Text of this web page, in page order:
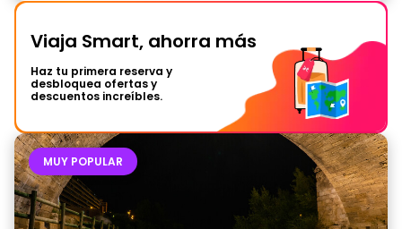
Viaja Smart, ahorra más
Haz tu primera reserva y
desbloquea ofertas y
descuentos increíbles.
MUY POPULAR